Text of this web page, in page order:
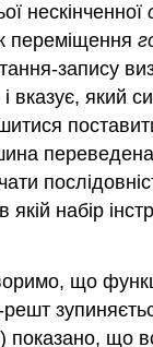
нескінченної
переміщення
запису
і вказує,
набір
що
решт
показано, що